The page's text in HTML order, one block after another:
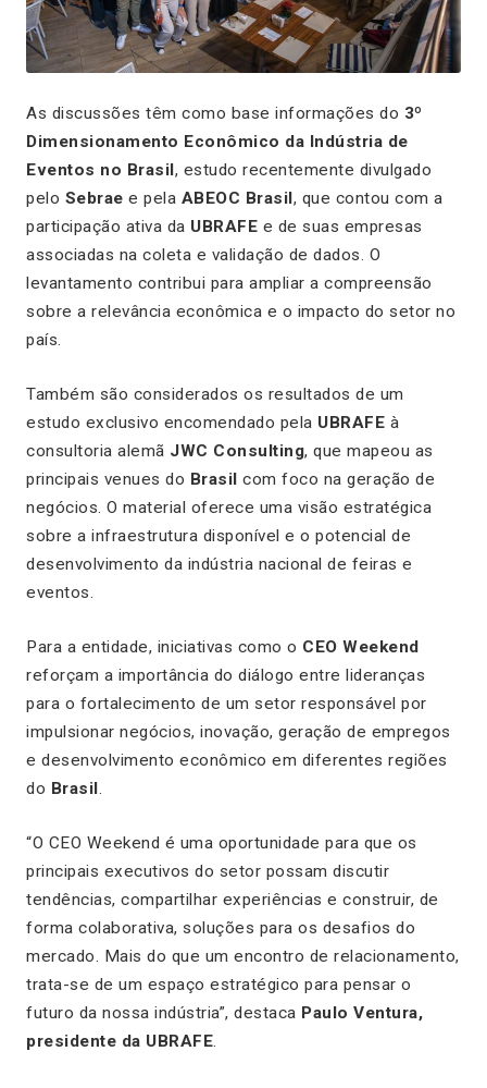
As discussões têm como base informações do 3º
Dimensionamento Econômico da Indústria de
Eventos no Brasil , estudo recentemente divulgado
pelo Sebrae e pela ABEOC Brasil , que contou com a
participação ativa da UBRAFE e de suas empresas
associadas na coleta e validação de dados. O
levantamento contribui para ampliar a compreensão
sobre a relevância econômica e o impacto do setor no
país.
Também são considerados os resultados de um
estudo exclusivo encomendado pela UBRAFE à
consultoria alemã JWC Consulting, que mapeou as
principais venues do Brasil com foco na geração de
negócios. O material oferece uma visão estratégica
sobre a infraestrutura disponível e o potencial de
desenvolvimento da indústria nacional de feiras e
eventos.
Para a entidade, iniciativas como o CEO Weekend
reforçam a importância do diálogo entre lideranças
para o fortalecimento de um setor responsável por
impulsionar negócios, inovação, geração de empregos
e desenvolvimento econômico em diferentes regiões
do Brasil .
“O CEO Weekend é uma oportunidade para que os
principais executivos do setor possam discutir
tendências, compartilhar experiências e construir, de
forma colaborativa, soluções para os desafios do
mercado. Mais do que um encontro de relacionamento,
trata-se de um espaço estratégico para pensar o
futuro da nossa indústria”, destaca Paulo Ventura,
presidente da UBRAFE.